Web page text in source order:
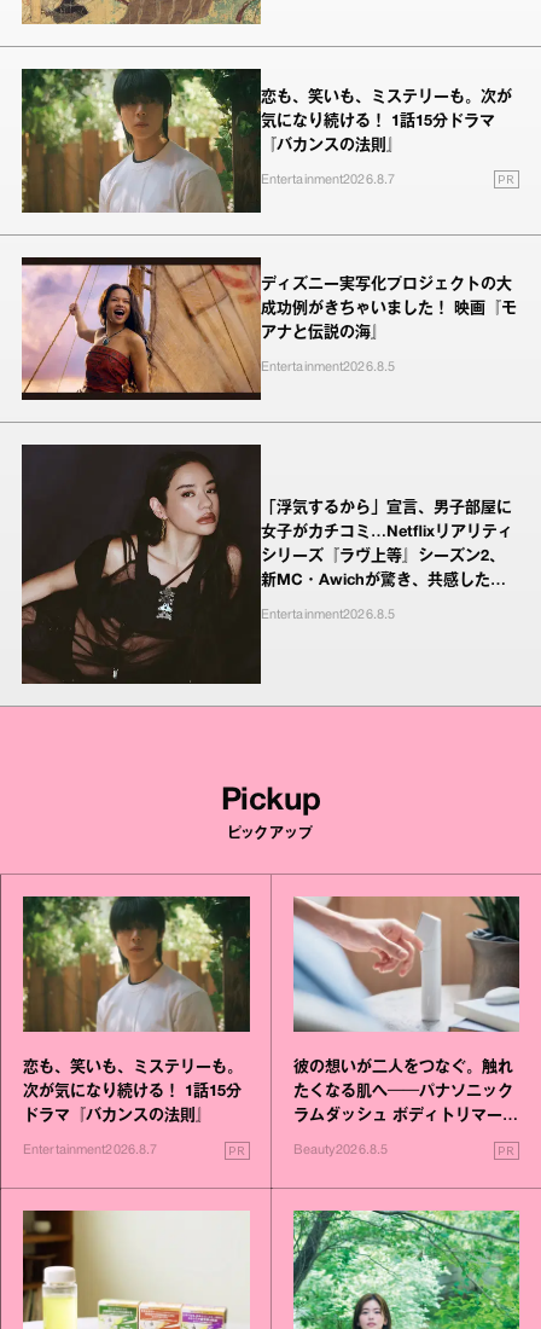
恋も、笑いも、ミステリーも。次が
気になり続ける！ 1話15分ドラマ
『バカンスの法則』
Entertainment2026.8.7 PR
ディズニー実写化プロジェクトの大
成功例がきちゃいました！ 映画『モ
アナと伝説の海』
Entertainment2026.8.5
「浮気するから」宣言、男子部屋に
女子がカチコミ…Netflixリアリティ
シリーズ『ラヴ上等』シーズン2、
新MC・Awichが驚き、共感したヤ
Entertainment2026.8.5
Pickup
ピックアップ
恋も、笑いも、ミステリーも。
次が気になり続ける！ 1話15分
ドラマ『バカンスの法則』
Entertainment2026.8.7 PR
彼の想いが二人をつなぐ。触れ
たくなる肌へ──パナソニック
ラムダッシュ ボディトリマーが
Beauty2026.8.5 PR